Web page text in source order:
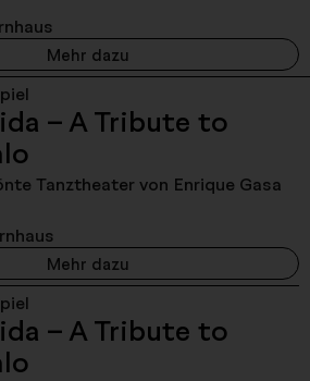
Mehr dazu Viva La Vida – A
– A Tribute to
Tanztheater von Enrique Gasa
Mehr dazu Viva La Vida – A
– A Tribute to